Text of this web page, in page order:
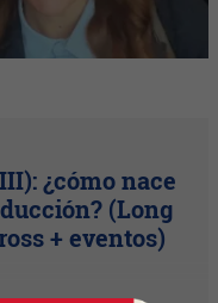
¿cómo nace
(Long
+ eventos)